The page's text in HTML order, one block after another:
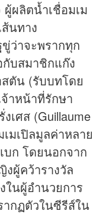
ผู้ผลิตน้ำเชื่อมเม
นทาง
ว่าจะพรากทุก
กับสมาชิกแก๊ง
ตัน (รับบทโดย
จ้าหน้าที่รักษา
เศส (Guillaume
มเปิลมูลค่าหลาย
บก โดยนอกจาก
ผู้คว้ารางวัล
ในผู้อำนวยการ
ากฏตัวในซีรีส์ใน